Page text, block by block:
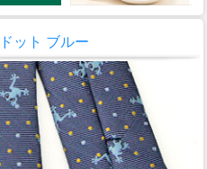
ット ブルー